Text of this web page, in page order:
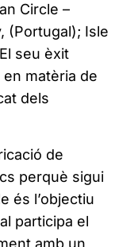
Circle –
(Portugal); Isle
seu èxit
matèria de
dels
de
perquè sigui
és l’objectiu
participa el
amb un